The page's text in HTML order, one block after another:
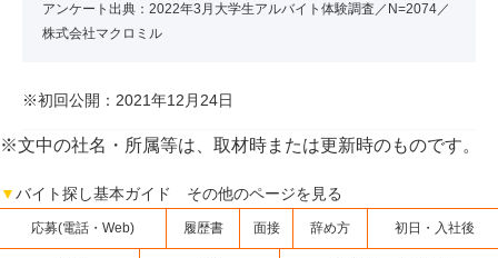
アンケート出典：2022年3月大学生アルバイト体験調査／N=2074／
株式会社マクロミル
※初回公開：2021年12月24日
※文中の社名・所属等は、取材時または更新時のものです。
▼バイト探し基本ガイド その他のページを見る
応募(電話・Web) 履歴書 面接 辞め方 初日・入社後